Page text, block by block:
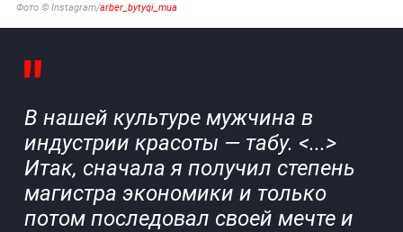
Фото © Instagram/arber_bytyqi_mua
В нашей культуре мужчина в
индустрии красоты — табу. <...>
Итак, сначала я получил степень
магистра экономики и только
потом последовал своей мечте и